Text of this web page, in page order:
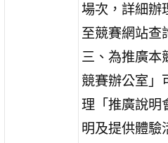
場次，詳細辦
至競賽網站查
三、為推廣本
競賽辦公室」
理「推廣說明
明及提供體驗